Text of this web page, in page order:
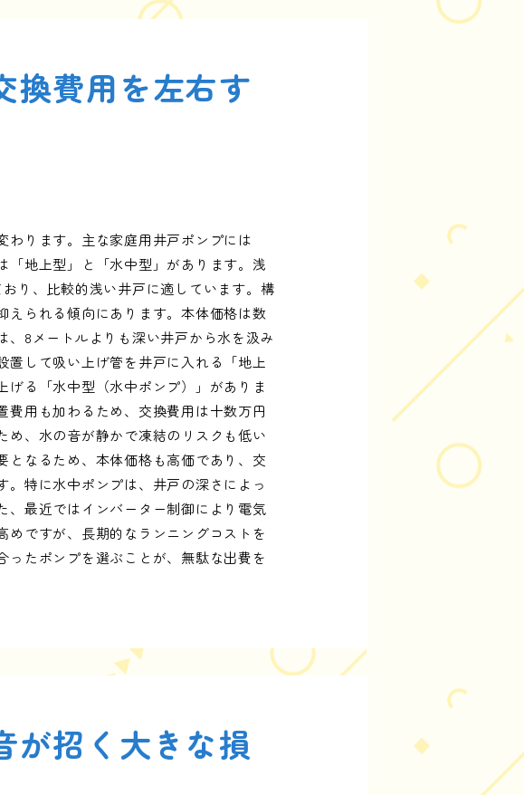
換費用を左右す
わります。主な家庭用井戸ポンプには
「地上型」と「水中型」があります。浅
り、比較的浅い井戸に適しています。構
えられる傾向にあります。本体価格は数
8メートルよりも深い井戸から水を汲み
置して吸い上げ管を井戸に入れる「地上
る「水中型（水中ポンプ）」がありま
用も加わるため、交換費用は十数万円
め、水の音が静かで凍結のリスクも低い
となるため、本体価格も高価であり、交
特に水中ポンプは、井戸の深さによっ
、最近ではインバーター制御により電気
ですが、長期的なランニングコストを
たポンプを選ぶことが、無駄な出費を
が招く大きな損